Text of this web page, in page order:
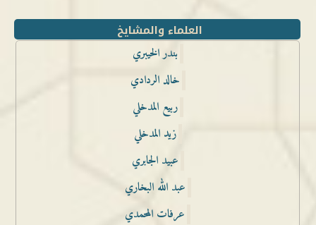
العلماء والمشايخ
بندر الخيبري
خالد الردادي
ربيع المدخلي
زيد المدخلي
عبيد الجابري
عبد الله البخاري
عرفات المحمدي